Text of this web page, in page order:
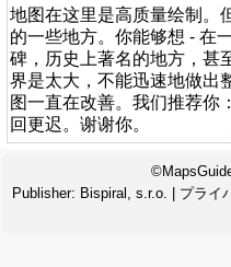
地图在这里是高质量绘制。
的一些地方。你能够想 - 在
碑，历史上著名的地方，甚
界是太大，不能迅速地做出
图一直在改善。我们推荐你
回更迟。谢谢你。
Publisher: Bispiral, s.r.o.
プライ